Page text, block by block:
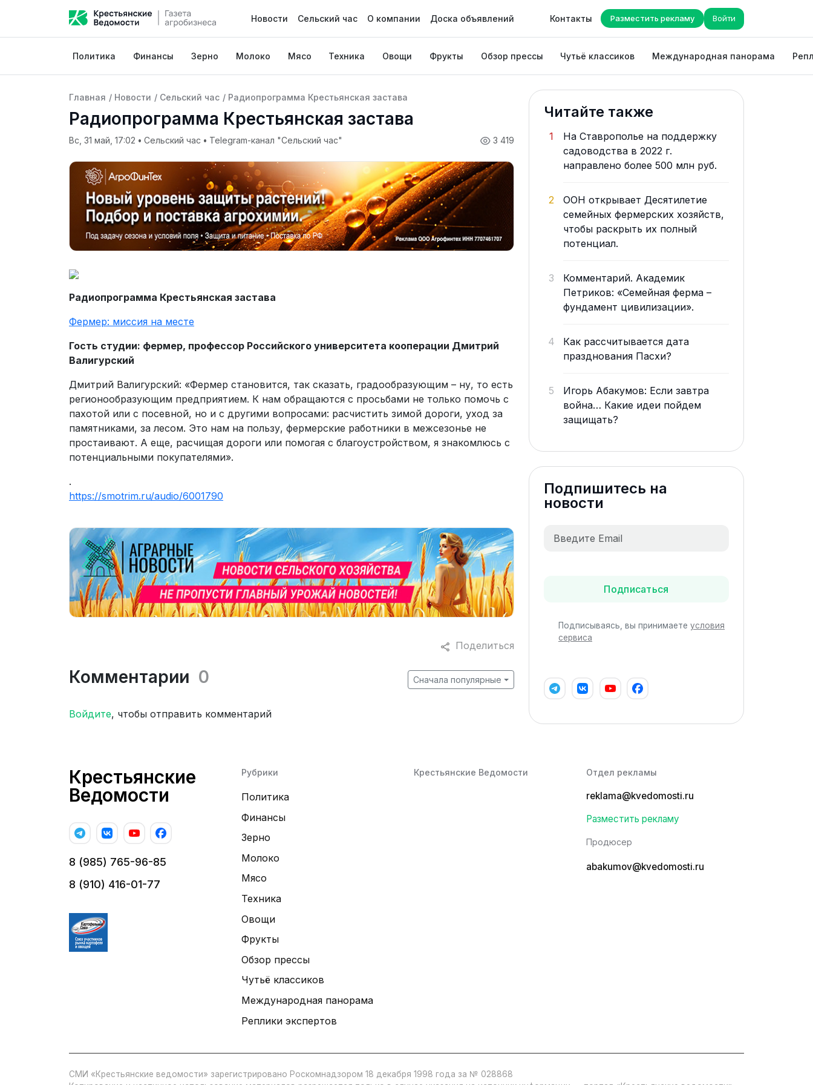
Новости Сельский час О компании Доска объявлений Контакты Разместить рекламу Войти
Политика Финансы Зерно Молоко Мясо Техника Овощи Фрукты Обзор прессы Чутьё классиков Международная панорама
Главная / Новости / Сельский час / Радиопрограмма Крестьянская застава
Радиопрограмма Крестьянская застава
3 419
Вс, 31 май, 17:02 • Сельский час • Telegram-канал "Сельский час"
Радиопрограмма Крестьянская застава
Фермер: миссия на месте
Гость студии: фермер, профессор Российского университета кооперации Дмитрий
Валигурский
Дмитрий Валигурский: «Фермер становится, так сказать, градообразующим – ну, то есть
регионообразующим предприятием. К нам обращаются с просьбами не только помочь с
пахотой или с посевной, но и с другими вопросами: расчистить зимой дороги, уход за
памятниками, за лесом. Это нам на пользу, фермерские работники в межсезонье не
простаивают. А еще, расчищая дороги или помогая с благоустройством, я знакомлюсь с
потенциальными покупателями».
.
https://smotrim.ru/audio/6001790
Поделиться
Комментарии 0 Сначала популярные
Войдите, чтобы отправить комментарий
Читайте также
1
На Ставрополье на поддержку
садоводства в 2022 г.
направлено более 500 млн руб.
2
ООН открывает Десятилетие
семейных фермерских хозяйств,
чтобы раскрыть их полный
потенциал.
3
Комментарий. Академик
Петриков: «Семейная ферма –
фундамент цивилизации».
4
Как рассчитывается дата
празднования Пасхи?
5
Игорь Абакумов: Если завтра
война… Какие идеи пойдем
защищать?
Подпишитесь на
новости
Подписаться
Подписываясь, вы принимаете условия
сервиса
Крестьянские
Ведомости
8 (985) 765-96-85
8 (910) 416-01-77
Рубрики
Политика
Финансы
Зерно
Молоко
Мясо
Техника
Овощи
Фрукты
Обзор прессы
Чутьё классиков
Международная панорама
Реплики экспертов
Крестьянские Ведомости Отдел рекламы
reklama@kvedomosti.ru
Разместить рекламу
Продюсер
abakumov@kvedomosti.ru
СМИ «Крестьянские ведомости» зарегистрировано Роскомнадзором 18 декабря 1998 года за № 028868